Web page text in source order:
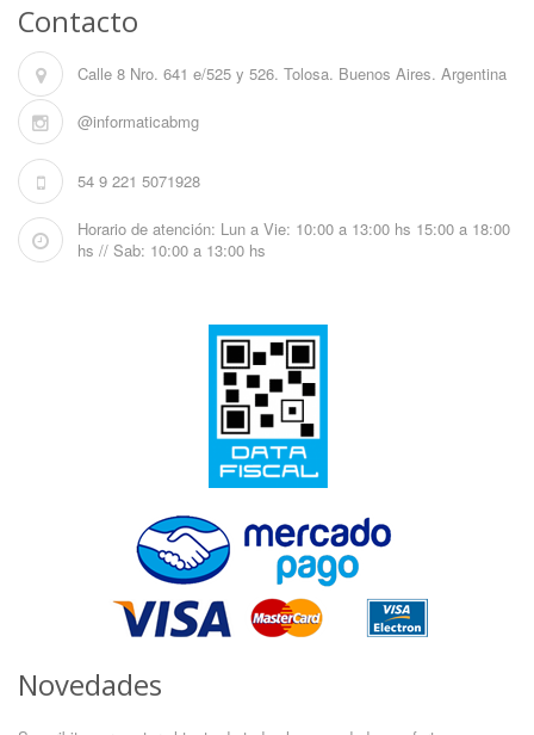
Contacto
Calle 8 Nro. 641 e/525 y 526. Tolosa. Buenos Aires. Argentina
@informaticabmg
54 9 221 5071928
Horario de atención: Lun a Vie: 10:00 a 13:00 hs 15:00 a 18:00
hs // Sab: 10:00 a 13:00 hs
Novedades